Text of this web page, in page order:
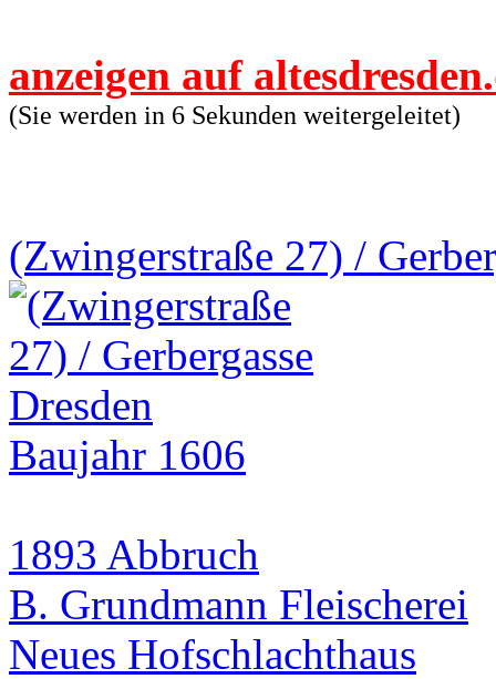
anzeigen auf
(Sie werden in 6 Sekunden weitergeleitet)
(Zwingerstraße 27) /
Baujahr 1606
1893 Abbruch
B. Grundmann Fleischerei
Neues Hofschlachthaus